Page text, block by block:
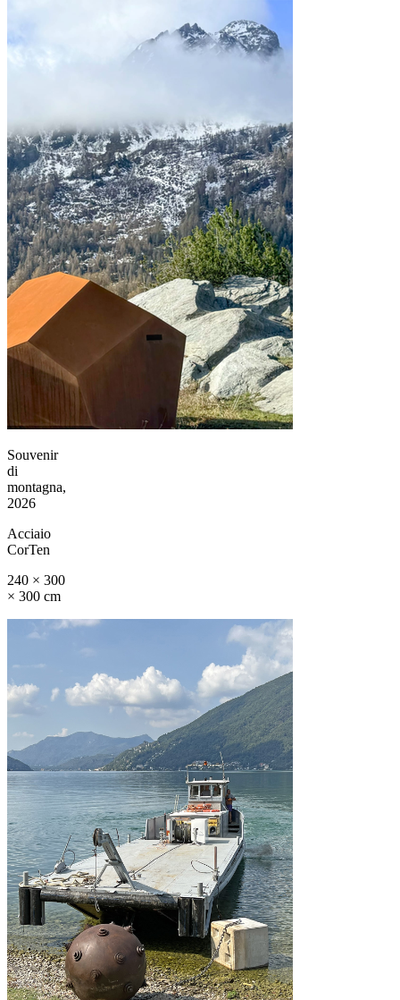
Souvenir
di
montagna,
2026
Acciaio
CorTen
240 × 300
× 300 cm